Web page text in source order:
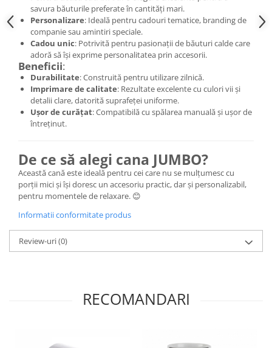
savura băuturile preferate în cantități mari.
Personalizare: Ideală pentru cadouri tematice, branding de
companie sau amintiri speciale.
Cadou unic: Potrivită pentru pasionații de băuturi calde care
adoră să își exprime personalitatea prin accesorii.
Beneficii:
Durabilitate: Construită pentru utilizare zilnică.
Imprimare de calitate: Rezultate excelente cu culori vii și
detalii clare, datorită suprafeței uniforme.
Ușor de curățat: Compatibilă cu spălarea manuală și ușor de
întreținut.
De ce să alegi cana JUMBO?
Această cană este ideală pentru cei care nu se mulțumesc cu
porții mici și își doresc un accesoriu practic, dar și personalizabil,
pentru momentele de relaxare. 😊
Informatii conformitate produs
Review-uri(0)
RECOMANDARI